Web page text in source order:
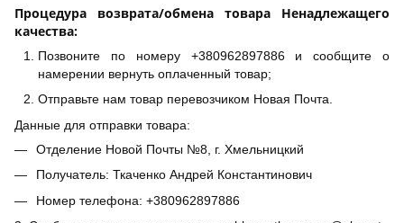
Процедура возврата/обмена товара Ненадлежащего
качества:
Позвоните по номеру +380962897886 и сообщите о
намерении вернуть оплаченный товар;
Отправьте нам товар перевозчиком Новая Почта.
Данные для отправки товара:
Отделение Новой Почты №8, г. Хмельницкий
Получатель: Ткаченко Андрей Константинович
Номер телефона: +380962897886